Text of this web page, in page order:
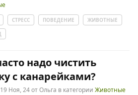
СТРЕСС ПОВЕДЕНИЕ
ЖИВОТНЫЕ
надо чистить
с канарейками?
19 Ноя, 24 отОльга в категории Животные